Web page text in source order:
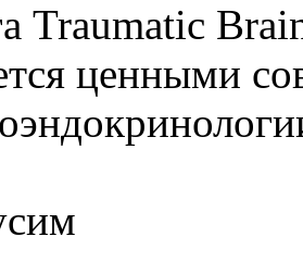
Traumatic
ценными